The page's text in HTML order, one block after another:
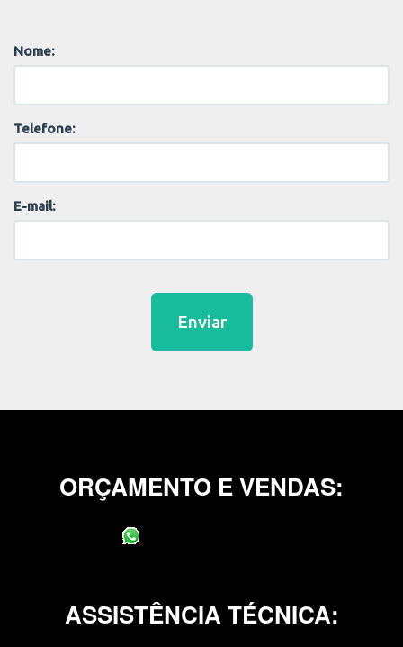
Nome:
Telefone:
E-mail:
Enviar
ORÇAMENTO E VENDAS:
ASSISTÊNCIA TÉCNICA: